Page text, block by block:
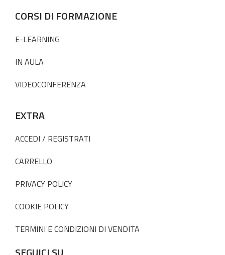
CORSI DI FORMAZIONE
E-LEARNING
IN AULA
VIDEOCONFERENZA
EXTRA
ACCEDI / REGISTRATI
CARRELLO
PRIVACY POLICY
COOKIE POLICY
TERMINI E CONDIZIONI DI VENDITA